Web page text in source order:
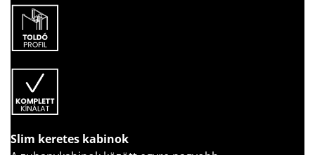
Slim keretes kabinok